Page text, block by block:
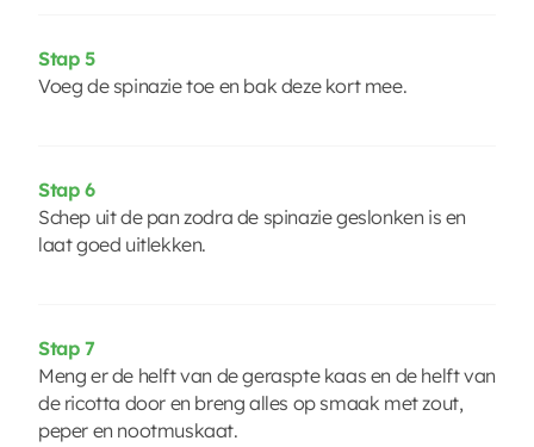
Stap 5
Voeg de spinazie toe en bak deze kort mee.
Stap 6
Schep uit de pan zodra de spinazie geslonken is en
laat goed uitlekken.
Stap 7
Meng er de helft van de geraspte kaas en de helft van
de ricotta door en breng alles op smaak met zout,
peper en nootmuskaat.